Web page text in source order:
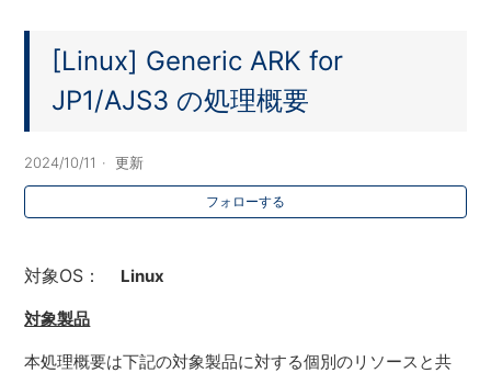
[Linux] Generic ARK for
JP1/AJS3 の処理概要
2024/10/11 更新
フォローする
対象OS： Linux
対象製品
本処理概要は下記の対象製品に対する個別のリソースと共